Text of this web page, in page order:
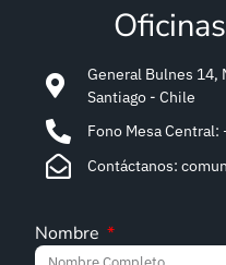
General Bulnes 14,
Santiago - Chile
Fono Mesa
Contáctanos:
Nombre